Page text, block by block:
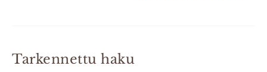
Tarkennettu haku